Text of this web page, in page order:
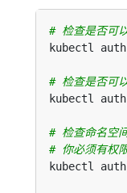
# 检查是否可
# 检查是否可
# 检查命名空
# 你必须有权
kubectl